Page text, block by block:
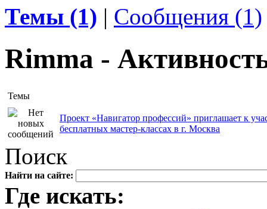
Темы (1) | Сообщения (1)
Rimma -
Темы
Проект «Навигатор профессий» приглашает к
бесплатных мастер-классах в г. Москва
Поиск
Найти на сайте:
Где искать: